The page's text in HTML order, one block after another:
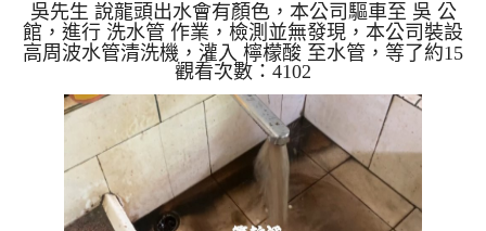
洗
吳先生 說龍頭出水會有顏色，本公司驅車至 吳 公
館，進行 洗水管 作業，檢測並無發現，本公司裝設
高周波水管清洗機，灌入 檸檬酸 至水管，等了約15
分，開啟 水管清洗機 ，啟動 螺旋波 模式，一洗就流
出髒水，突然變成棕色，跟咖啡一樣，二個多小時
後，出水變乾淨出水量變大了。 如是自來水，如水
管老化，會產生鐵鏽跟泥沙堆積，洗出來的水就會是
咖啡色，地下水含有氧化錳，管壁上會結成黑色管
垢，洗出來的水會跟石油一樣黑，有些洗出綠色的
水，是因為裡面有銅的物質，生鏽產生銅綠，如是藍
色的水，是因為水龍頭合金...
觀看次數：4102